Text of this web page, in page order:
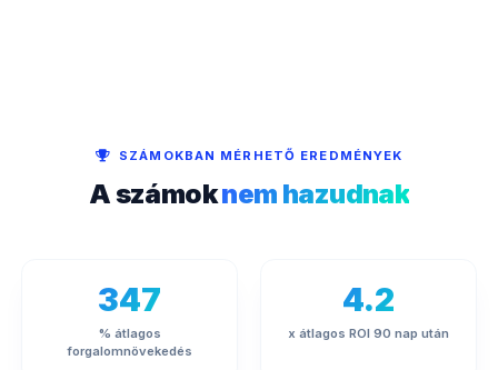
SZÁMOKBAN MÉRHETŐ EREDMÉNYEK
A számoknem hazudnak
347
% átlagos
forgalomnövekedés
4.2
x átlagos ROI 90 nap után